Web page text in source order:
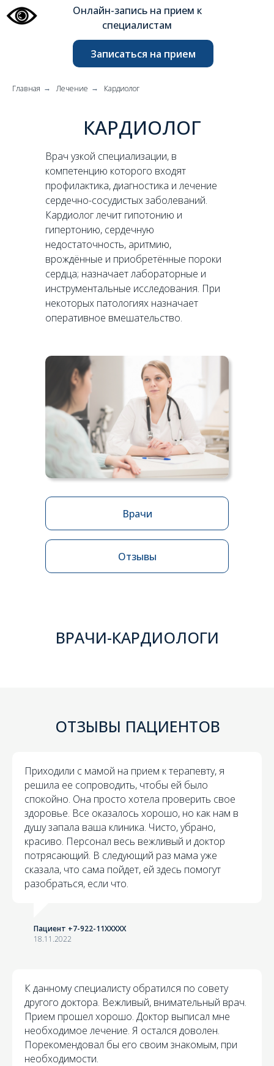
Онлайн-запись на прием к
специалистам
Записаться на прием
Главная → Лечение → Кардиолог
КАРДИОЛОГ
Врач узкой специализации, в
компетенцию которого входят
профилактика, диагностика и лечение
сердечно-сосудистых заболеваний.
Кардиолог лечит гипотонию и
гипертонию, сердечную
недостаточность, аритмию,
врождённые и приобретённые пороки
сердца; назначает лабораторные и
инструментальные исследования. При
некоторых патологиях назначает
оперативное вмешательство.
Врачи
Отзывы
ВРАЧИ-КАРДИОЛОГИ
ОТЗЫВЫ ПАЦИЕНТОВ
Приходили с мамой на прием к терапевту, я
решила ее сопроводить, чтобы ей было
спокойно. Она просто хотела проверить свое
здоровье. Все оказалось хорошо, но как нам в
душу запала ваша клиника. Чисто, убрано,
красиво. Персонал весь вежливый и доктор
потрясающий. В следующий раз мама уже
сказала, что сама пойдет, ей здесь помогут
разобраться, если что.
Пациент +7-922-11XXXXX
18.11.2022
К данному специалисту обратился по совету
другого доктора. Вежливый, внимательный врач.
Прием прошел хорошо. Доктор выписал мне
необходимое лечение. Я остался доволен.
Порекомендовал бы его своим знакомым, при
необходимости.